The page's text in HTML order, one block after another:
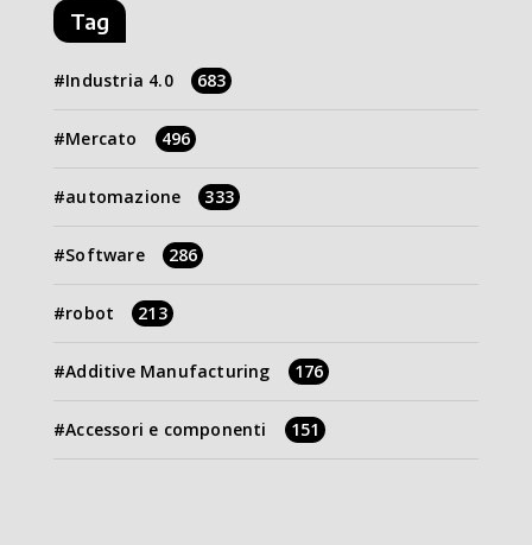
Tag
Industria 4.0 683
Mercato 496
automazione 333
Software 286
robot 213
Additive Manufacturing 176
Accessori e componenti 151